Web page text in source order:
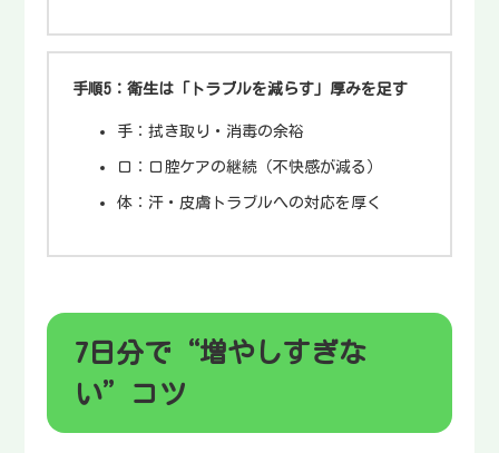
手順5：衛生は「トラブルを減らす」厚みを足す
手：拭き取り・消毒の余裕
口：口腔ケアの継続（不快感が減る）
体：汗・皮膚トラブルへの対応を厚く
7日分で“増やしすぎな
い”コツ